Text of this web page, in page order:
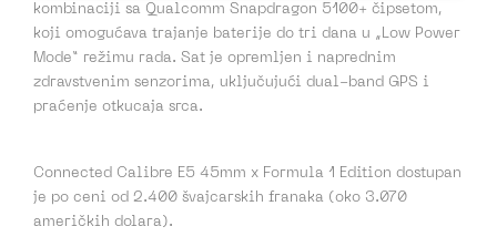
kombinaciji sa Qualcomm Snapdragon 5100+ čipsetom,
koji omogućava trajanje baterije do tri dana u „Low Power
Mode“ režimu rada. Sat je opremljen i naprednim
zdravstvenim senzorima, uključujući dual-band GPS i
praćenje otkucaja srca.
Connected Calibre E5 45mm x Formula 1 Edition dostupan
je po ceni od 2.400 švajcarskih franaka (oko 3.070
američkih dolara).